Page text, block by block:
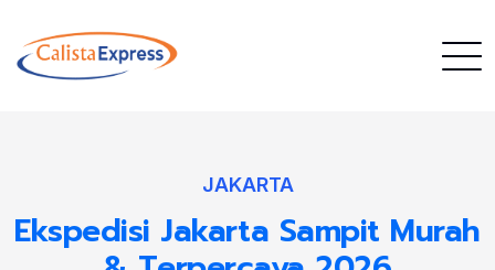
JAKARTA
Ekspedisi Jakarta Sampit Murah